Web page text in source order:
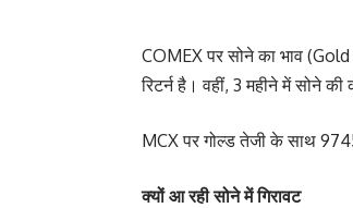
COMEX पर सोने का भाव
रिटर्न है। वहीं, 3 महीने में सोने
MCX पर गोल्ड तेजी के साथ
क्यों आ रही सोने में गिरावट